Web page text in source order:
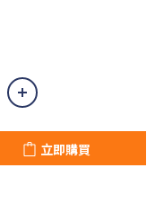
立即購買